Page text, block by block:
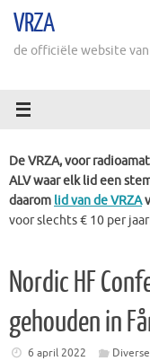
naarVRZA
de officiële website
De VRZA, voor
ALV waar elk lid een
daarom lid van de VRZA
voor slechts € 10 per
Nordic HF
gehouden in
6 april 2022